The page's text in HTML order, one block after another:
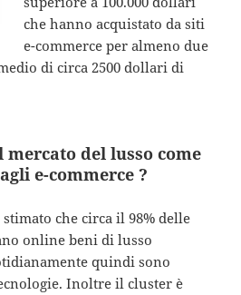
che hanno acquistato da siti
e-commerce per almeno due
di circa 2500 dollari di
del lusso come
e-commerce ?
che circa il 98% delle
online beni di lusso
quindi sono
Inoltre il cluster è